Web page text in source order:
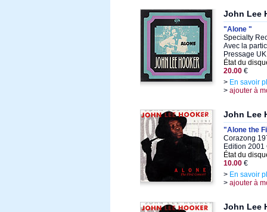
John Lee
"Alone "
Specialty
Avec la
Pressage UK
État du
20.00 €
> En savoir
> ajouter à
John Lee
"Alone the
Corazong
Edition 2001
État du
10.00 €
> En savoir
> ajouter à
John Lee